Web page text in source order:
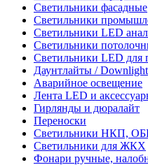
Светильники фасадные
Светильники
Светильники LED
Светильники
Светильники LED для
Даунтлайты / Downlight
Аварийное освещение
Лента LED и
Гирлянды и дюралайт
Переноски
Светильники НКП,
Светильники для ЖКХ
Фонари ручные,